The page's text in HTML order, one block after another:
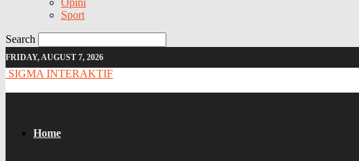
Opini
Sport
Search
FRIDAY, AUGUST 7, 2026
SIGMA INTERAKTIF
Home